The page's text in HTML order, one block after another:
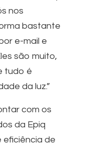
nos
bastante
e-mail e
são muito,
tudo é
da luz.”
com os
da Epiq
eficiência de